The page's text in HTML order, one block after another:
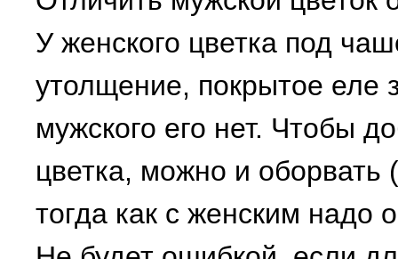
У женского цветка под
утолщение, покрытое еле
мужского его нет. Чтобы
цветка, можно и оборвать
тогда как с женским надо